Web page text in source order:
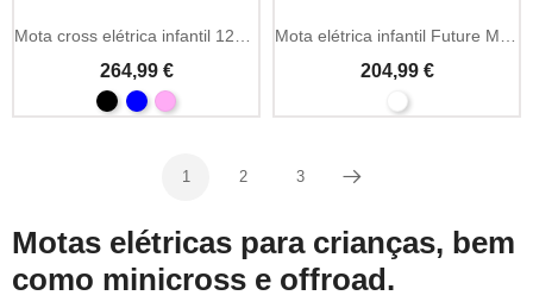
264,99 € 204,99 €
1 2 3
Próximo
Motas elétricas para crianças, bem
como minicross e offroad.